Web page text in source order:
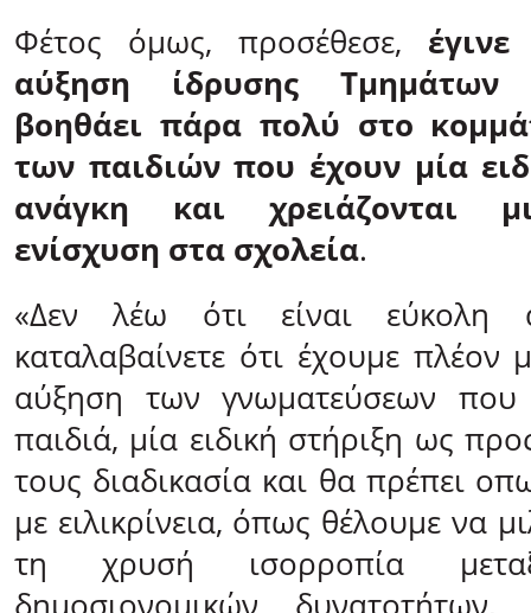
Φέτος όμως, προσέθεσε,
αύξηση ίδρυσης Τμημάτων
βοηθάει πάρα πολύ στο
των παιδιών που έχουν μία
ανάγκη και χρειάζονται
ενίσχυση στα σχολεία.
«Δεν λέω ότι είναι εύκολη
καταλαβαίνετε ότι έχουμε πλέον
αύξηση των γνωματεύσεων που
παιδιά, μία ειδική στήριξη ως
τους διαδικασία και θα πρέπει
με ειλικρίνεια, όπως θέλουμε να
τη χρυσή ισορροπία